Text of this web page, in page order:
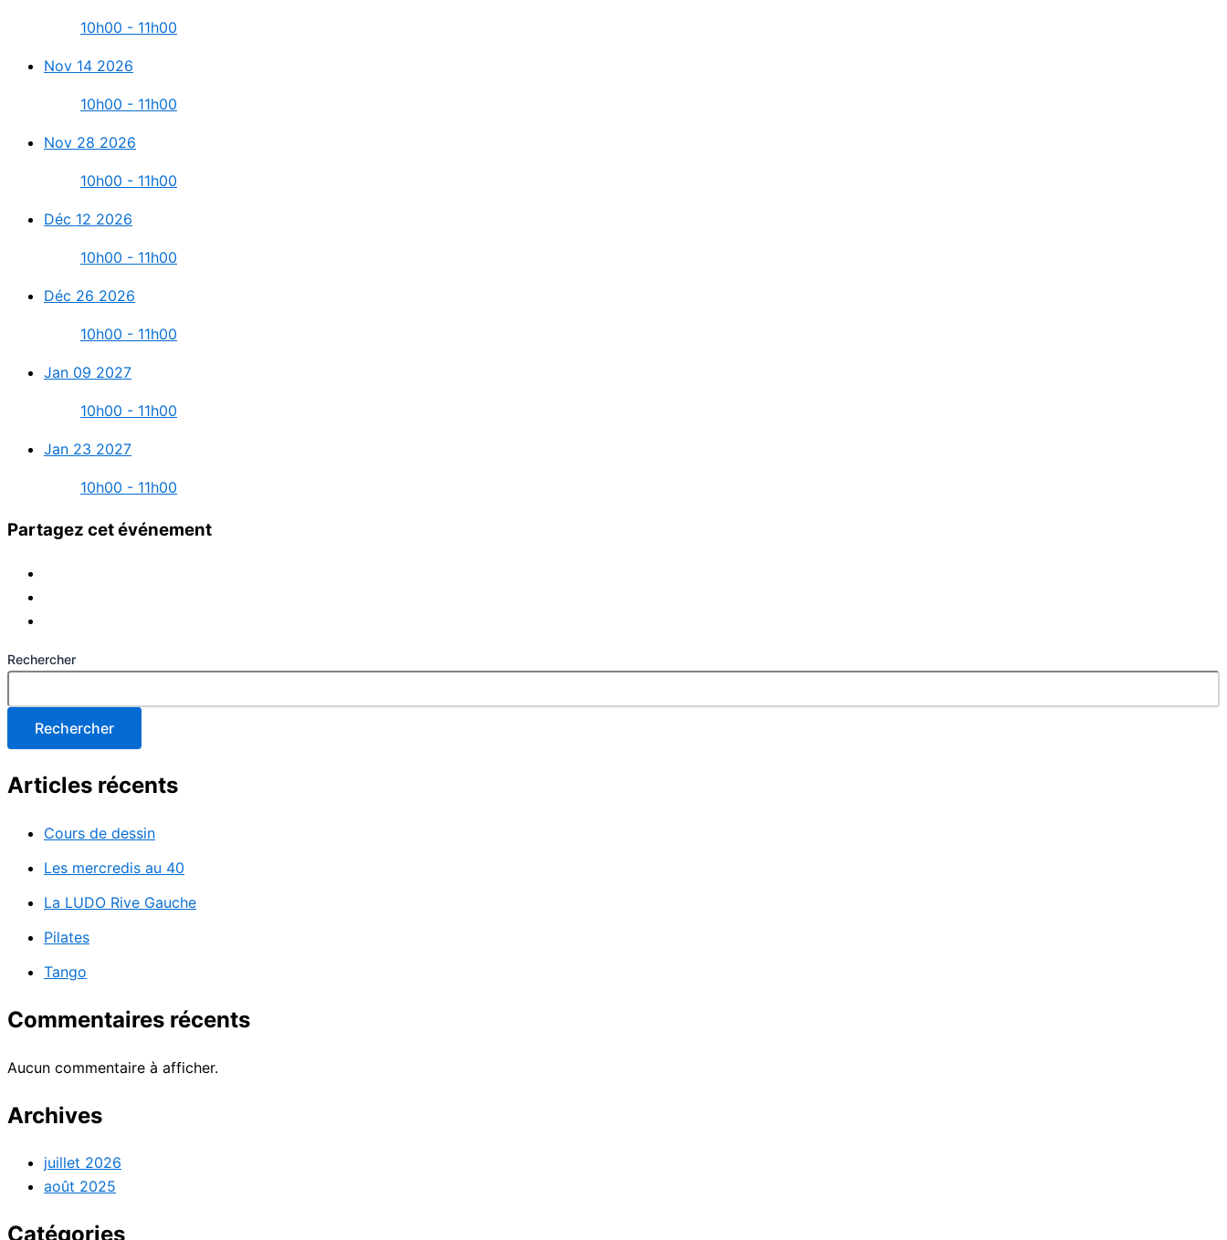
10h00 - 11h00
Nov 14 2026
10h00 - 11h00
Nov 28 2026
10h00 - 11h00
Déc 12 2026
10h00 - 11h00
Déc 26 2026
10h00 - 11h00
Jan 09 2027
10h00 - 11h00
Jan 23 2027
10h00 - 11h00
Partagez cet événement
Rechercher
Rechercher
Articles récents
Cours de dessin
Les mercredis au 40
La LUDO Rive Gauche
Pilates
Tango
Commentaires récents
Aucun commentaire à afficher.
Archives
juillet 2026
août 2025
Catégories